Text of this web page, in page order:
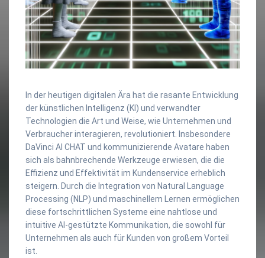
In der heutigen digitalen Ära hat die rasante Entwicklung
der künstlichen Intelligenz (KI) und verwandter
Technologien die Art und Weise, wie Unternehmen und
Verbraucher interagieren, revolutioniert. Insbesondere
DaVinci AI CHAT und kommunizierende Avatare haben
sich als bahnbrechende Werkzeuge erwiesen, die die
Effizienz und Effektivität im Kundenservice erheblich
steigern. Durch die Integration von Natural Language
Processing (NLP) und maschinellem Lernen ermöglichen
diese fortschrittlichen Systeme eine nahtlose und
intuitive AI-gestützte Kommunikation, die sowohl für
Unternehmen als auch für Kunden von großem Vorteil
ist.